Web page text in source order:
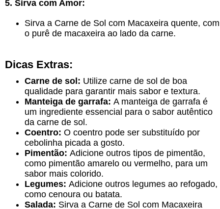
5. Sirva com Amor:
Sirva a Carne de Sol com Macaxeira quente, com
o purê de macaxeira ao lado da carne.
Dicas Extras:
Carne de sol: Utilize carne de sol de boa
qualidade para garantir mais sabor e textura.
Manteiga de garrafa: A manteiga de garrafa é
um ingrediente essencial para o sabor autêntico
da carne de sol.
Coentro: O coentro pode ser substituído por
cebolinha picada a gosto.
Pimentão: Adicione outros tipos de pimentão,
como pimentão amarelo ou vermelho, para um
sabor mais colorido.
Legumes: Adicione outros legumes ao refogado,
como cenoura ou batata.
Salada: Sirva a Carne de Sol com Macaxeira